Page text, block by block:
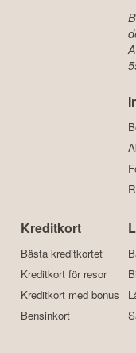
Kreditkort
Bästa kreditkortet
Kreditkort för resor
Kreditkort med bonus
Bensinkort